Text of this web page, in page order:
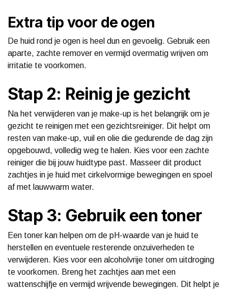
Extra tip voor de ogen
De huid rond je ogen is heel dun en gevoelig. Gebruik een
aparte, zachte remover en vermijd overmatig wrijven om
irritatie te voorkomen.
Stap 2: Reinig je gezicht
Na het verwijderen van je make-up is het belangrijk om je
gezicht te reinigen met een gezichtsreiniger. Dit helpt om
resten van make-up, vuil en olie die gedurende de dag zijn
opgebouwd, volledig weg te halen. Kies voor een zachte
reiniger die bij jouw huidtype past. Masseer dit product
zachtjes in je huid met cirkelvormige bewegingen en spoel
af met lauwwarm water.
Stap 3: Gebruik een toner
Een toner kan helpen om de pH-waarde van je huid te
herstellen en eventuele resterende onzuiverheden te
verwijderen. Kies voor een alcoholvrije toner om uitdroging
te voorkomen. Breng het zachtjes aan met een
wattenschijfje en vermijd wrijvende bewegingen. Dit helpt je